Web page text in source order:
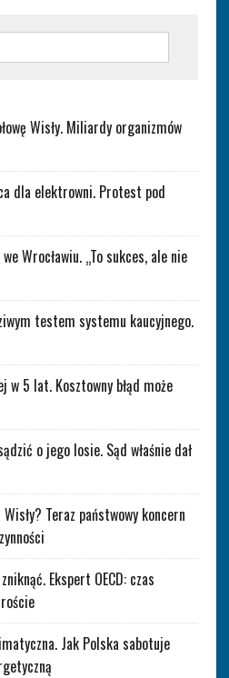
Wisły. Miliardy organizmów
dla elektrowni. Protest pod
Wrocławiu. „To sukces, ale nie
testem systemu kaucyjnego.
w 5 lat. Kosztowny błąd może
o jego losie. Sąd właśnie dał
Teraz państwowy koncern
Ekspert OECD: czas
Jak Polska sabotuje